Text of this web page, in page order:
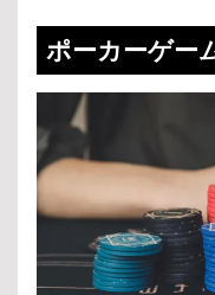
ポーカーゲー